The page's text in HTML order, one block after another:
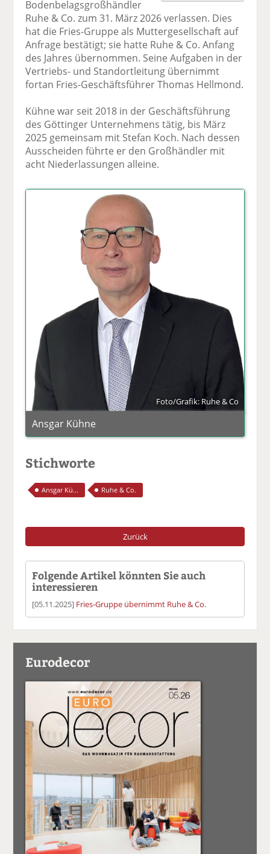
ac
e
b
o
o
k
te
il
e
n
er
n
Li
n
k
e
di
n
te
e
n
E
m
ai
l
v
se
d
e
n
e
n
Bodenbelagsgroßhändler
Ruhe & Co. zum 31. März 2026 verlassen. Dies
hat die Fries-Gruppe als Muttergesellschaft auf
Anfrage bestätigt; sie hatte Ruhe & Co. Anfang
des Jahres übernommen. Seine Aufgaben in der
Vertriebs- und Standortleitung übernimmt
fortan Fries-Geschäftsführer Thomas Hellmond.
Kühne war seit 2018 in der Geschäftsführung
des Göttinger Unternehmens tätig, bis März
2025 gemeinsam mit Stefan Koch. Nach dessen
Ausscheiden führte er den Großhändler mit
acht Niederlassungen alleine.
Foto/Grafik: Ruhe & Co
Ansgar Kühne
Stichworte
Ansgar Kü... Ruhe & Co.
Zurück
Folgende Artikel könnten Sie auch
interessieren
[05.11.2025] Fries-Gruppe übernimmt Ruhe & Co.
Eurodecor